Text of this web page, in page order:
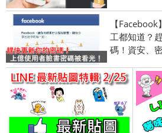
【
工都知道？
碼！資安、